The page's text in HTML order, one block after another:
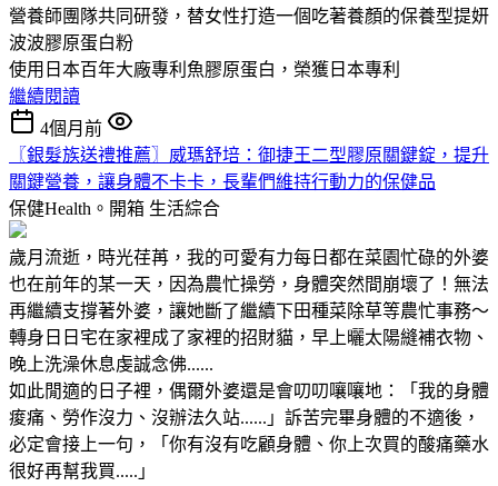
營養師團隊共同研發，替女性打造一個吃著養顏的保養型提妍
波波膠原蛋白粉
使用日本百年大廠專利魚膠原蛋白，榮獲日本專利
繼續閱讀
4個月前
〖銀髮族送禮推薦〗威瑪舒培：御捷王二型膠原關鍵錠，提升
關鍵營養，讓身體不卡卡，長輩們維持行動力的保健品
保健Health。開箱 生活綜合
歲月流逝，時光荏苒，我的可愛有力每日都在菜園忙碌的外婆
也在前年的某一天，因為農忙操勞，身體突然間崩壞了！無法
再繼續支撐著外婆，讓她斷了繼續下田種菜除草等農忙事務～
轉身日日宅在家裡成了家裡的招財貓，早上曬太陽縫補衣物、
晚上洗澡休息虔誠念佛......
如此閒適的日子裡，偶爾外婆還是會叨叨嚷嚷地：「我的身體
痠痛、勞作沒力、沒辦法久站......」訴苦完畢身體的不適後，
必定會接上一句，「你有沒有吃顧身體、你上次買的酸痛藥水
很好再幫我買.....」